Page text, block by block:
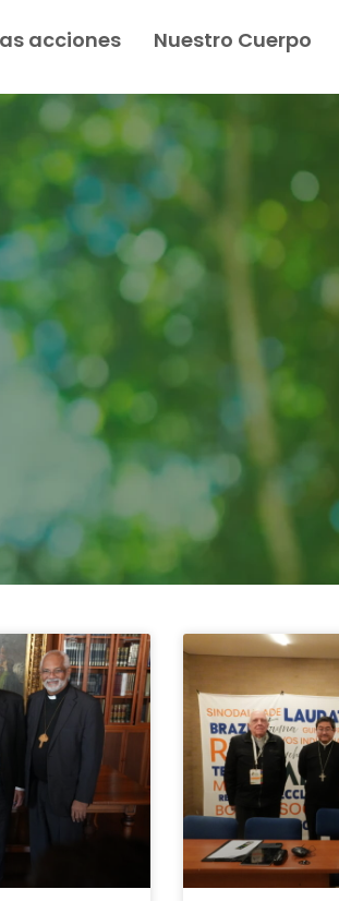
acciones
Nuestro Cuerpo